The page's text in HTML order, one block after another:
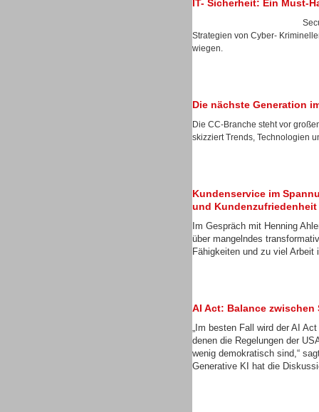
IT- Sicherheit: Ein Must-
Strategien von Cyber-
wiegen.
Die nächste Generation
Die CC-Branche steht vor
skizziert Trends, Technologien
Kundenservice im
und Kundenzufriedenheit
Im Gespräch mit Henning
über mangelndes
Fähigkeiten und zu viel
AI Act: Balance
„Im besten Fall wird der AI
denen die Regelungen der
wenig demokratisch sind,“
Generative KI hat die